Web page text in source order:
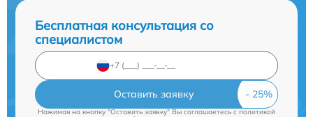
Бесплатная консультация со
специалистом
Оставить заявку
Нажимая на кнопку "Оставить заявку" Вы соглашаетесь cполитикой